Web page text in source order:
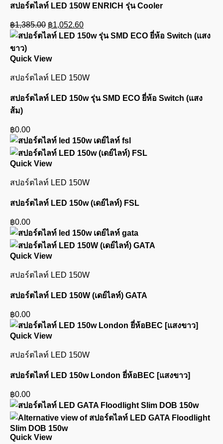
สปอร์ตไลท์ LED 150W ENRICH รุ่น Cooler
฿1,385.00 Original
price
฿1,052.60Current
price
Quick View
สปอร์ตไลท์ LED 150W
สปอร์ตไลท์ LED 150w รุ่น SMD ECO ยี่ห้อ Switch (แสง
ส้ม)
฿0.00
Quick View
สปอร์ตไลท์ LED 150W
สปอร์ตไลท์ LED 150w (เดย์ไลท์) FSL
฿0.00
Quick View
สปอร์ตไลท์ LED 150W
สปอร์ตไลท์ LED 150W (เดย์ไลท์) GATA
฿0.00
Quick View
สปอร์ตไลท์ LED 150W
สปอร์ตไลท์ LED 150w London ยี่ห้อBEC [แสงขาว]
฿0.00
Quick View